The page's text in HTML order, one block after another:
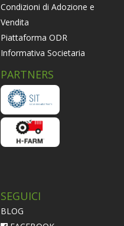
Condizioni di Adozione e
Vendita
Piattaforma ODR
Informativa Societaria
PARTNERS
SEGUICI
BLOG